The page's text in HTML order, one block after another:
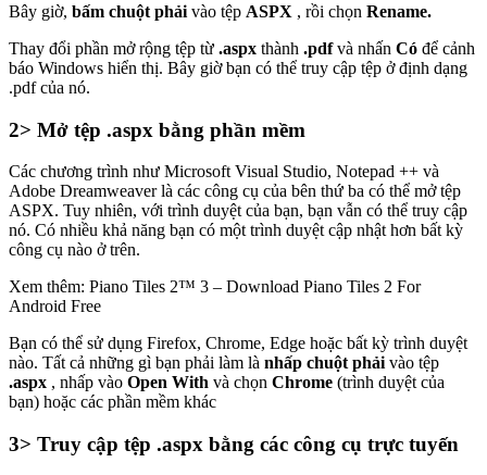
Bây giờ, bấm chuột phải vào tệp ASPX , rồi chọn Rename.
Thay đổi phần mở rộng tệp từ .aspx thành .pdfvà nhấn Có để cảnh
báo Windows hiển thị. Bây giờ bạn có thể truy cập tệp ở định dạng
.pdf của nó.
2> Mở tệp .aspx bằng phần mềm
Các chương trình như Microsoft Visual Studio, Notepad ++ và
Adobe Dreamweaver là các công cụ của bên thứ ba có thể mở tệp
ASPX. Tuy nhiên, với trình duyệt của bạn, bạn vẫn có thể truy cập
nó. Có nhiều khả năng bạn có một trình duyệt cập nhật hơn bất kỳ
công cụ nào ở trên.
Xem thêm: Piano Tiles 2™ 3 – Download Piano Tiles 2 For
Android Free
Bạn có thể sử dụng Firefox, Chrome, Edge hoặc bất kỳ trình duyệt
nào. Tất cả những gì bạn phải làm là nhấp chuột phải vào tệp
.aspx , nhấp vào Open With và chọn Chrome (trình duyệt của
bạn) hoặc các phần mềm khác
3> Truy cập tệp .aspx bằng các công cụ trực tuyến